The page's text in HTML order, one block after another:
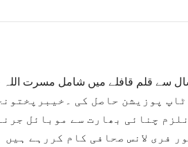
ٹاپ پوزیشن حاصل کی
چنائی بھارت سے موبائل
فری لانس صحافی کام کررہے